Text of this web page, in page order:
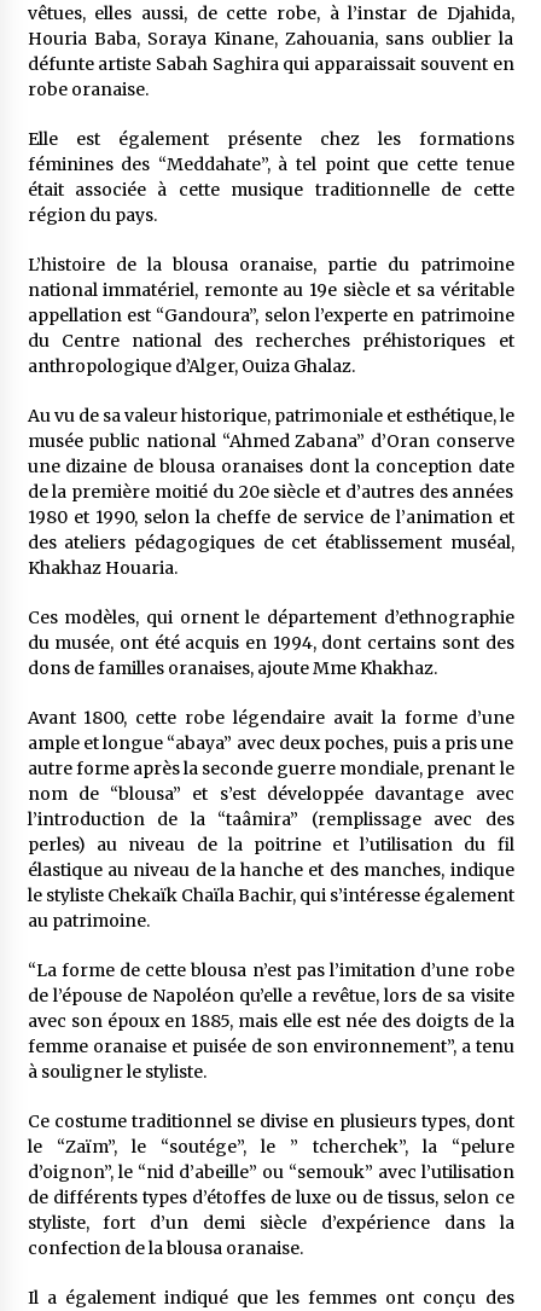
vêtues, elles aussi, de cette robe, à l’instar de Djahida,
Houria Baba, Soraya Kinane, Zahouania, sans oublier la
défunte artiste Sabah Saghira qui apparaissait souvent en
robe oranaise.
Elle est également présente chez les formations
féminines des “Meddahate”, à tel point que cette tenue
était associée à cette musique traditionnelle de cette
région du pays.
L’histoire de la blousa oranaise, partie du patrimoine
national immatériel, remonte au 19e siècle et sa véritable
appellation est “Gandoura”, selon l’experte en patrimoine
du Centre national des recherches préhistoriques et
anthropologique d’Alger, Ouiza Ghalaz.
Au vu de sa valeur historique, patrimoniale et esthétique, le
musée public national “Ahmed Zabana” d’Oran conserve
une dizaine de blousa oranaises dont la conception date
de la première moitié du 20e siècle et d’autres des années
1980 et 1990, selon la cheffe de service de l’animation et
des ateliers pédagogiques de cet établissement muséal,
Khakhaz Houaria.
Ces modèles, qui ornent le département d’ethnographie
du musée, ont été acquis en 1994, dont certains sont des
dons de familles oranaises, ajoute Mme Khakhaz.
Avant 1800, cette robe légendaire avait la forme d’une
ample et longue “abaya” avec deux poches, puis a pris une
autre forme après la seconde guerre mondiale, prenant le
nom de “blousa” et s’est développée davantage avec
l’introduction de la “taâmira” (remplissage avec des
perles) au niveau de la poitrine et l’utilisation du fil
élastique au niveau de la hanche et des manches, indique
le styliste Chekaïk Chaïla Bachir, qui s’intéresse également
au patrimoine.
“La forme de cette blousa n’est pas l’imitation d’une robe
de l’épouse de Napoléon qu’elle a revêtue, lors de sa visite
avec son époux en 1885, mais elle est née des doigts de la
femme oranaise et puisée de son environnement”, a tenu
à souligner le styliste.
Ce costume traditionnel se divise en plusieurs types, dont
le “Zaïm”, le “soutége”, le ” tcherchek”, la “pelure
d’oignon”, le “nid d’abeille” ou “semouk” avec l’utilisation
de différents types d’étoffes de luxe ou de tissus, selon ce
styliste, fort d’un demi siècle d’expérience dans la
confection de la blousa oranaise.
Il a également indiqué que les femmes ont conçu des